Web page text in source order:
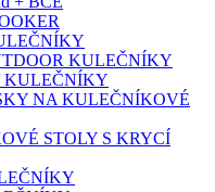
KULEČNÍKY
KULEČNÍKY
NA KULEČNÍKOVÉ
STOLY S KRYCÍ